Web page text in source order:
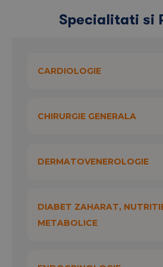
Program recoltare:
Luni-Vineri: 08:00 – 10:00
Specialitati si
CARDIOLOGIE
CHIRURGIE GENERALA
DERMATOVENEROLOGIE
DIABET ZAHARAT,
METABOLICE